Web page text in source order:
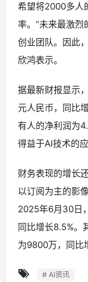
希望将2000多人
率。“未来最激烈
创业团队。因此
欣鸿表示。
据最新财报显示
元人民币，同比
有人的净利润为
得益于AI技术的应
财务表现的增长
以订阅为主的影
2025年6月30日
同比增长8.5%。
为9800万，同比
# AI资讯